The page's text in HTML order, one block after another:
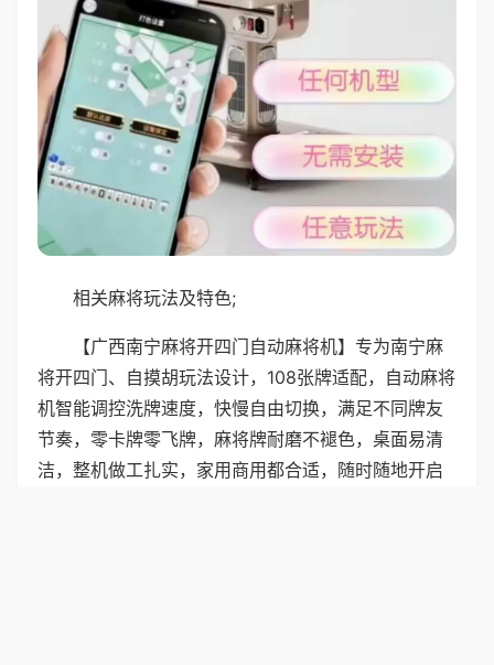
相关麻将玩法及特色;
【广西南宁麻将开四门自动麻将机】专为南宁麻
将开四门、自摸胡玩法设计，108张牌适配，自动麻将
机智能调控洗牌速度，快慢自由切换，满足不同牌友
节奏，零卡牌零飞牌，麻将牌耐磨不褪色，桌面易清
洁，整机做工扎实，家用商用都合适，随时随地开启